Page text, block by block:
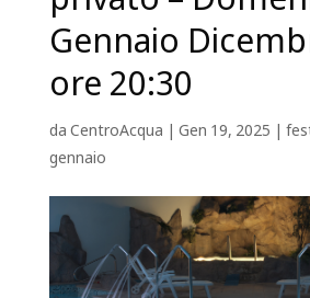
Gennaio
ore 20:30
daCentroAcqua | Gen 19, 2025 |
gennaio